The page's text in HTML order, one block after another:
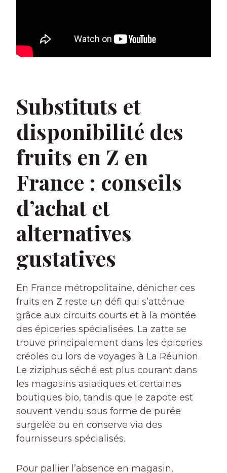
Substituts et
disponibilité des
fruits en Z en
France : conseils
d’achat et
alternatives
gustatives
En France métropolitaine, dénicher ces
fruits en Z reste un défi qui s’atténue
grâce aux circuits courts et à la montée
des épiceries spécialisées. La zatte se
trouve principalement dans les épiceries
créoles ou lors de voyages à La Réunion.
Le ziziphus séché est plus courant dans
les magasins asiatiques et certaines
boutiques bio, tandis que le zapote est
souvent vendu sous forme de purée
surgelée ou en conserve via des
fournisseurs spécialisés.
Pour pallier l’absence en magasin,